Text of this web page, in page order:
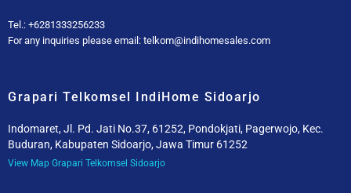
Tel.: +6281333256233
For any inquiries please email: telkom@indihomesales.com
Grapari Telkomsel IndiHome Sidoarjo
Indomaret, Jl. Pd. Jati No.37, 61252, Pondokjati, Pagerwojo, Kec.
Buduran, Kabupaten Sidoarjo, Jawa Timur 61252
View Map Grapari Telkomsel Sidoarjo